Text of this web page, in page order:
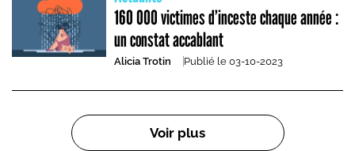
160 000 victimes d’inceste chaque année :
un constat accablant
Alicia Trotin Publié le 03-10-2023
Pagination
Voir plus